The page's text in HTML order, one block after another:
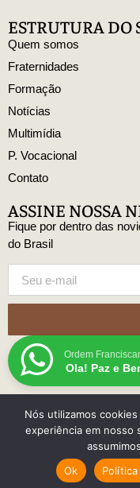
ESTRUTURA DO
Quem somos
Fraternidades
Formação
Notícias
Multimídia
P. Vocacional
Contato
ASSINE NOSSA
Fique por dentro das
do Brasil
Ordem
Ola! Paz e
© Copyright Ordem
Nós utilizamos
experiência em nosso
Ok